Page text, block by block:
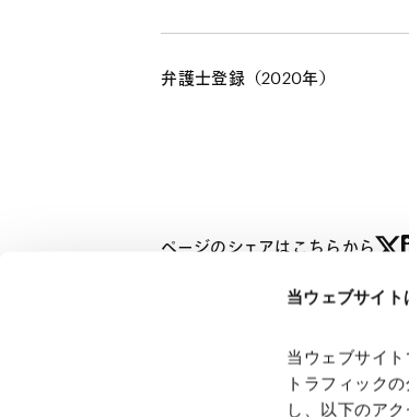
当ウェブサイ
当ウェブサイ
トラフィック
し、以下のア
弁護士登録（2020年）
ページのシェアはこちらから